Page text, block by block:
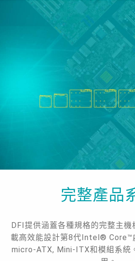
完整產品
DFI提供涵蓋各種規格的完整主
載高效能設計第8代Intel® Core™
micro-ATX, Mini-ITX和模組系統